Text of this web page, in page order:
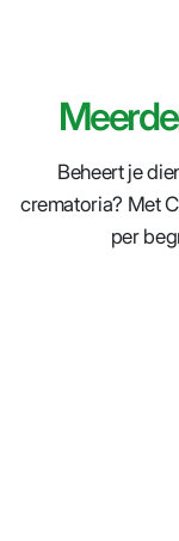
Beheert je
crematoria? Met
per